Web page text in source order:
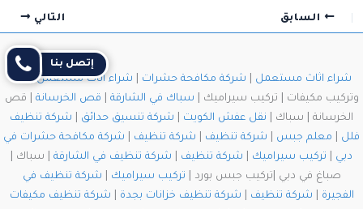
السابق التالي
شراء اثاث مستعمل شركة مكافحة حشرات شراء اثاث مستعمل| فك
وتركيب مكيفات | تركيب سيراميك | سباك في الشارقة قص الخرسانة | قص
الخرسانة | سباك | نقل عفش الكويت شركة تنسيق حدائق
شركة تنظيف
فلل
معلم جبس شركة تنظيف شركة تنظيف
شركة مكافحة حشرات في
دبي
تركيب سيراميك شركة تنظيف شركة تنظيف في الشارقة | سباك |
صباغ في دبي |تركيب جبس بورد | تركيب سيراميك
شركة تنظيف في
الفجيرة
شركة تنظيف شركة تنظيف خزانات بجدة
شركة تنظيف مكيفات
إتصل بنا